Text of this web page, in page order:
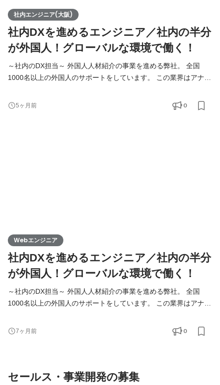
社内エンジニア(大阪)
社内DXを進めるエンジニア／社内の半分
が外国人！グローバルな環境で働く！
～社内のDX担当～ 外国人人材紹介の事業を進める弊社。 全国
1000名以上の外国人のサポートをしています。 この業界はアナロ
ます。 Funtoco(ファントコ)では業界の中でも率先して 仕組み
化、IT化を進めており、管理ツールなども自社内で開発し運用し
5ヶ月前 0
Webエンジニア
社内DXを進めるエンジニア／社内の半分
が外国人！グローバルな環境で働く！
～社内のDX担当～ 外国人人材紹介の事業を進める弊社。 全国
1000名以上の外国人のサポートをしています。 この業界はアナロ
ます。 Funtoco(ファントコ)では業界の中でも率先して 仕組み
化、IT化を進めており、管理ツールなども自社内で開発し運用し
7ヶ月前 0
セールス・事業開発の募集